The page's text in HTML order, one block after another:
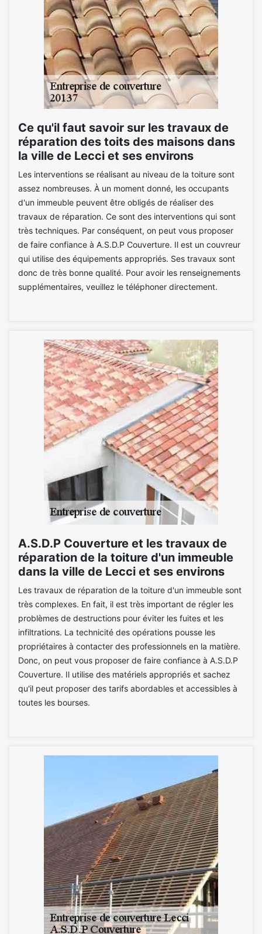
Ce qu'il faut savoir sur les travaux de
réparation des toits des maisons dans
la ville de Lecci et ses environs
Les interventions se réalisant au niveau de la toiture sont
assez nombreuses. À un moment donné, les occupants
d'un immeuble peuvent être obligés de réaliser des
travaux de réparation. Ce sont des interventions qui sont
très techniques. Par conséquent, on peut vous proposer
de faire confiance à A.S.D.P Couverture. Il est un couvreur
qui utilise des équipements appropriés. Ses travaux sont
donc de très bonne qualité. Pour avoir les renseignements
supplémentaires, veuillez le téléphoner directement.
A.S.D.P Couverture et les travaux de
réparation de la toiture d'un immeuble
dans la ville de Lecci et ses environs
Les travaux de réparation de la toiture d'un immeuble sont
très complexes. En fait, il est très important de régler les
problèmes de destructions pour éviter les fuites et les
infiltrations. La technicité des opérations pousse les
propriétaires à contacter des professionnels en la matière.
Donc, on peut vous proposer de faire confiance à A.S.D.P
Couverture. Il utilise des matériels appropriés et sachez
qu'il peut proposer des tarifs abordables et accessibles à
toutes les bourses.